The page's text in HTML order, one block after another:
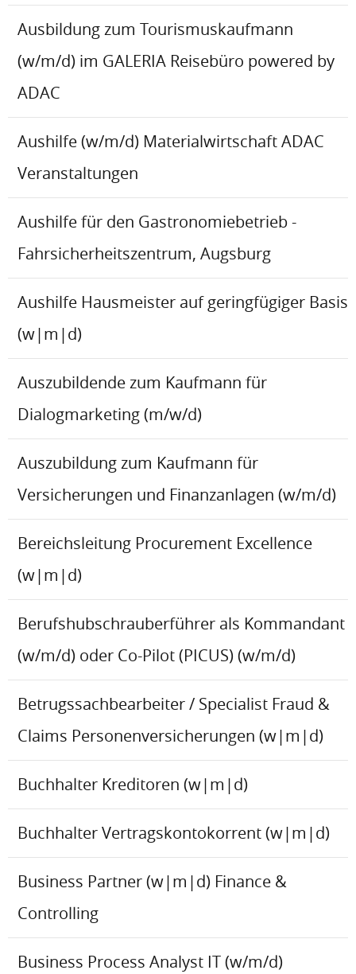
Ausbildung zum Tourismuskaufmann
(w/m/d) im GALERIA Reisebüro powered by
ADAC
Aushilfe (w/m/d) Materialwirtschaft ADAC
Veranstaltungen
Aushilfe für den Gastronomiebetrieb -
Fahrsicherheitszentrum, Augsburg
Aushilfe Hausmeister auf geringfügiger Basis
(w|m|d)
Auszubildende zum Kaufmann für
Dialogmarketing (m/w/d)
Auszubildung zum Kaufmann für
Versicherungen und Finanzanlagen (w/m/d)
Bereichsleitung Procurement Excellence
(w|m|d)
Berufshubschrauberführer als Kommandant
(w/m/d) oder Co-Pilot (PICUS) (w/m/d)
Betrugssachbearbeiter / Specialist Fraud &
Claims Personenversicherungen (w|m|d)
Buchhalter Kreditoren (w|m|d)
Buchhalter Vertragskontokorrent (w|m|d)
Business Partner (w|m|d) Finance &
Controlling
Business Process Analyst IT (w/m/d)